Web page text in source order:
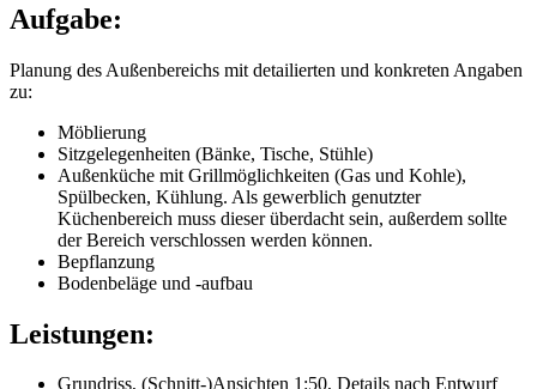
Aufgabe:
Planung des Außenbereichs mit detailierten und konkreten Angaben
zu:
Möblierung
Sitzgelegenheiten (Bänke, Tische, Stühle)
Außenküche mit Grillmöglichkeiten (Gas und Kohle),
Spülbecken, Kühlung. Als gewerblich genutzter
Küchenbereich muss dieser überdacht sein, außerdem sollte
der Bereich verschlossen werden können.
Bepflanzung
Bodenbeläge und -aufbau
Leistungen:
Grundriss, (Schnitt-)Ansichten 1:50, Details nach Entwurf